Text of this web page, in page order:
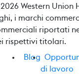
Western Union
i marchi
riportati
rispettivi titolari.
Blog
di lavoro